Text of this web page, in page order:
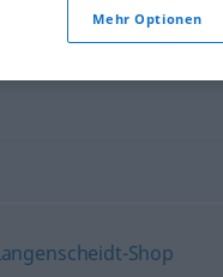
Mehr Optionen